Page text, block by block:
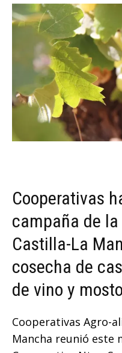
Cooperativas
campaña de
Castilla-La
cosecha de
de vino y
Cooperativas Agro-
Mancha reunió este